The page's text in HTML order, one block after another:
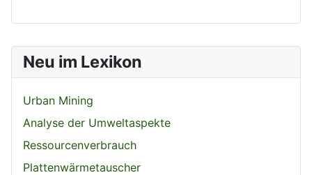
Neu im Lexikon
Urban Mining
Analyse der Umweltaspekte
Ressourcenverbrauch
Plattenwärmetauscher